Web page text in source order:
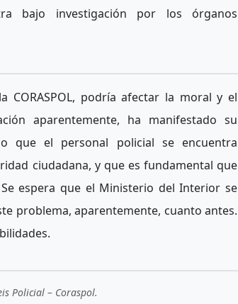
bajo investigación por los órganos
podría afectar la moral y el
aparentemente, ha manifestado su
que el personal policial se encuentra
ciudadana, y que es fundamental que
espera que el Ministerio del Interior se
problema, aparentemente, cuanto antes.
Policial – Coraspol.